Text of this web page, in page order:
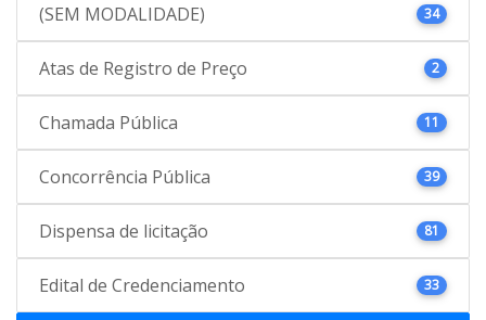
(SEM MODALIDADE) 34
Atas de Registro de Preço 2
Chamada Pública 11
Concorrência Pública 39
Dispensa de licitação 81
Edital de Credenciamento 33